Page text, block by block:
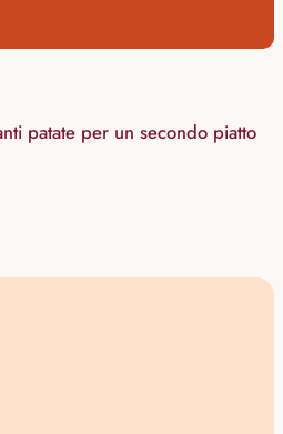
patate per un secondo piatto